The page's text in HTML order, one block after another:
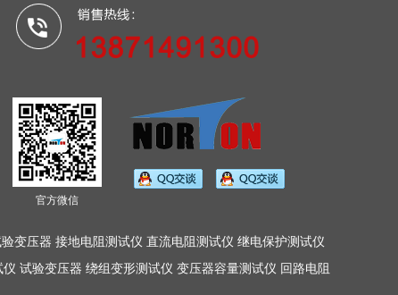
官方微信
变压器 接地电阻测试仪 直流电阻测试仪 继电保护测试仪
仪 试验变压器 绕组变形测试仪 变压器容量测试仪 回路电阻